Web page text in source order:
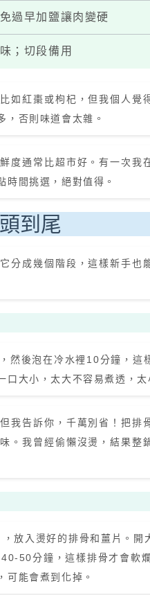
過早加鹽讓肉變硬
；切段備用
如紅棗或枸杞，但我個人覺
，否則味道會太雜。
度通常比超市好。有一次我
時間挑選，絕對值得。
到尾
分成幾個階段，這樣新手也
然後泡在冷水裡10分鐘，這
大小，太大不容易煮透，太
我告訴你，千萬別省！把排
。我曾經偷懶沒燙，結果整
放入燙好的排骨和薑片。開
50分鐘，這樣排骨才會軟
可能會煮到化掉。